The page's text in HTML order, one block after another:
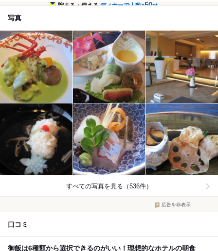
貯まる・使えるディナーで人数×50pt
写真
すべての写真を見る（536件）
広告を非表示
口コミ
御飯は6種類から選択できるのがいい！理想的なホテルの朝食